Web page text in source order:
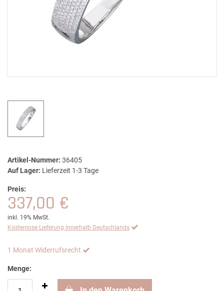
Artikel-Nummer: 36405
Auf Lager: Lieferzeit 1-3 Tage
Preis:
337,00 €
inkl. 19% MwSt.
Kostenlose Lieferung innerhalb Deutschlands
1 Monat Widerrufsrecht
Menge: